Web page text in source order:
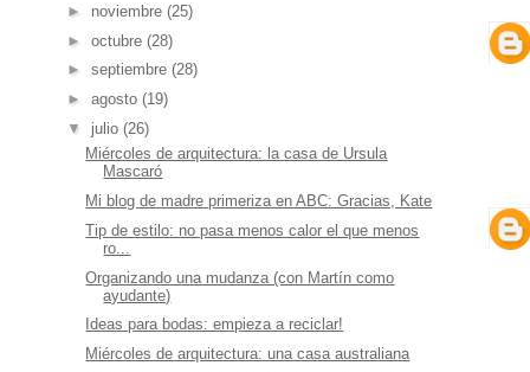
► noviembre (25)
► octubre (28)
► septiembre (28)
► agosto (19)
▼ julio (26)
Miércoles de arquitectura: la casa de Ursula
Mascaró
Mi blog de madre primeriza en ABC: Gracias, Kate
Tip de estilo: no pasa menos calor el que menos
ro...
Organizando una mudanza (con Martín como
ayudante)
Ideas para bodas: empieza a reciclar!
Miércoles de arquitectura: una casa australiana